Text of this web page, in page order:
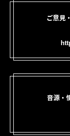
ご意見
音源・